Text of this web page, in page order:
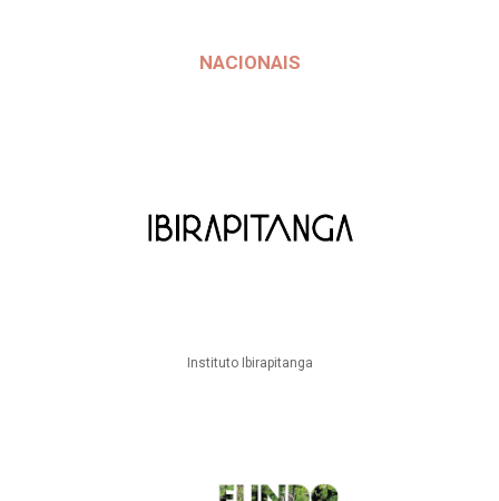
NACIONAIS
Instituto Ibirapitanga